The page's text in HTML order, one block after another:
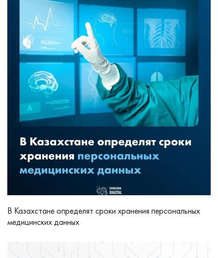
В Казахстане определят сроки хранения персональных
медицинских данных